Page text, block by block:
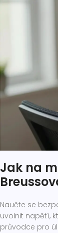
Jak na
Naučte se
uvolnit napětí,
průvodce pro